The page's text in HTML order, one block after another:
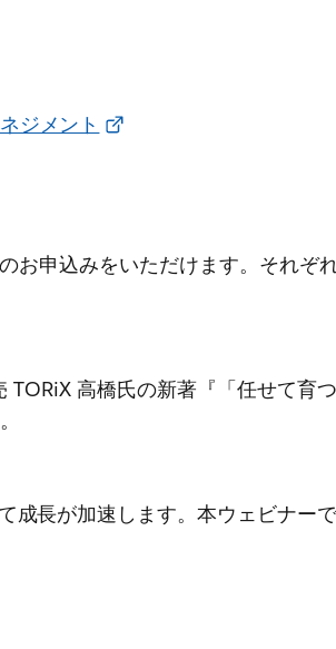
ジメント
申込みをいただけます。それぞ
高橋氏の新著『「任せて育
成長が加速します。本ウェビナ